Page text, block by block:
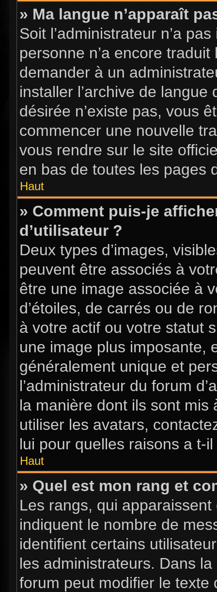
» Ma langue n’apparaît
Soit l’administrateur n’a
personne n’a encore
demander à un
installer l’archive de
désirée n’existe pas, vous
commencer une nouvelle
vous rendre sur le site
en bas de toutes les pages
Haut
» Comment puis-je
d’utilisateur ?
Deux types d’images,
peuvent être associés à
être une image associée à
d’étoiles, de carrés ou de
à votre actif ou votre statut
une image plus imposante,
généralement unique et
l’administrateur du forum
la manière dont ils sont mis
utiliser les avatars,
lui pour quelles raisons a t-
Haut
» Quel est mon rang et
Les rangs, qui
indiquent le nombre de
identifient certains
les administrateurs. Dans
forum peut modifier le